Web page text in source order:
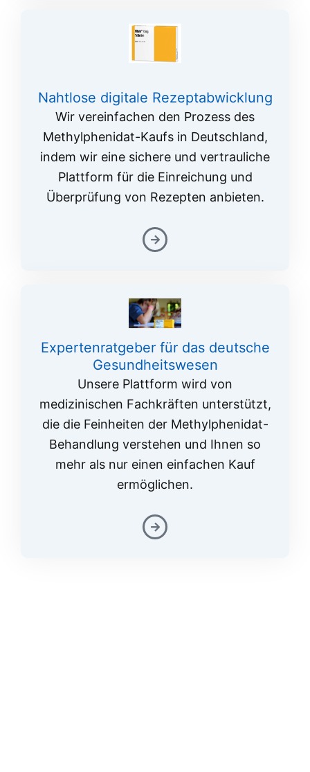
Nahtlose digitale Rezeptabwicklung
Wir vereinfachen den Prozess des
Methylphenidat-Kaufs in Deutschland,
indem wir eine sichere und vertrauliche
Plattform für die Einreichung und
Überprüfung von Rezepten anbieten.
Expertenratgeber für das deutsche
Gesundheitswesen
Unsere Plattform wird von
medizinischen Fachkräften unterstützt,
die die Feinheiten der Methylphenidat-
Behandlung verstehen und Ihnen so
mehr als nur einen einfachen Kauf
ermöglichen.